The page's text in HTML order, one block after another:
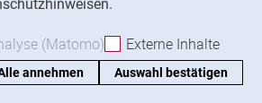
Cookies akzeptieren
(Matomo) Analyse-Cookies
Externe Inhalte
annehmen Auswahl bestätigen